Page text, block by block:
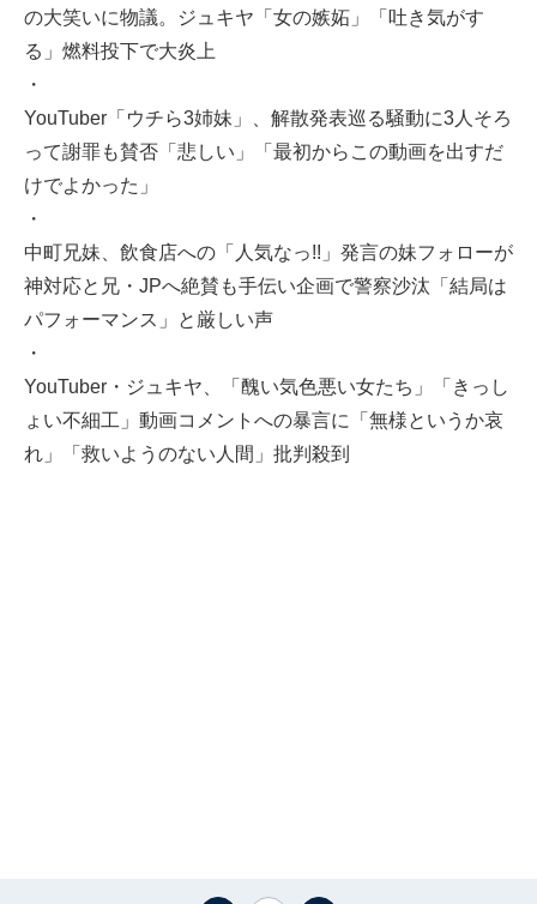
の大笑いに物議。ジュキヤ「女の嫉妬」「吐き気がす
る」燃料投下で大炎上
・
YouTuber「ウチら3姉妹」、解散発表巡る騒動に3人そろ
って謝罪も賛否「悲しい」「最初からこの動画を出すだ
けでよかった」
・
中町兄妹、飲食店への「人気なっ!!」発言の妹フォローが
神対応と兄・JPへ絶賛も手伝い企画で警察沙汰「結局は
パフォーマンス」と厳しい声
・
YouTuber・ジュキヤ、「醜い気色悪い女たち」「きっし
ょい不細工」動画コメントへの暴言に「無様というか哀
れ」「救いようのない人間」批判殺到